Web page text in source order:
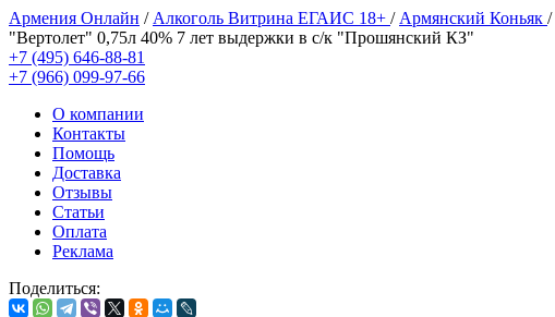
Армения Онлайн / Алкоголь Витрина ЕГАИС 18+ / Армянский Коньяк /
"Вертолет" 0,75л 40% 7 лет выдержки в с/к "Прошянский КЗ"
+7 (495) 646-88-81
+7 (966) 099-97-66
О компании
Контакты
Помощь
Доставка
Отзывы
Статьи
Оплата
Реклама
Поделиться: